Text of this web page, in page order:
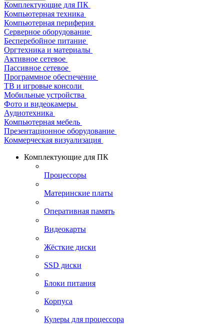
Комплектующие для ПК
Компьютерная техника
Компьютерная периферия
Серверное оборудование
Бесперебойное питание
Оргтехника и материалы
Активное сетевое
Пассивное сетевое
Программное обеспечение
ТВ и игровые консоли
Мобильные устройства
Фото и видеокамеры
Аудиотехника
Компьютерная мебель
Презентационное оборудование
Коммерческая визуализация
Комплектующие для ПК
Процессоры
Материнские платы
Оперативная память
Видеокарты
Жёсткие диски
SSD диски
Блоки питания
Корпуса
Кулеры для процессора